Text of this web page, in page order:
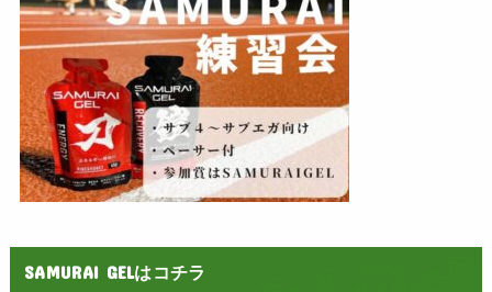
SAMURAI GELはコチラ